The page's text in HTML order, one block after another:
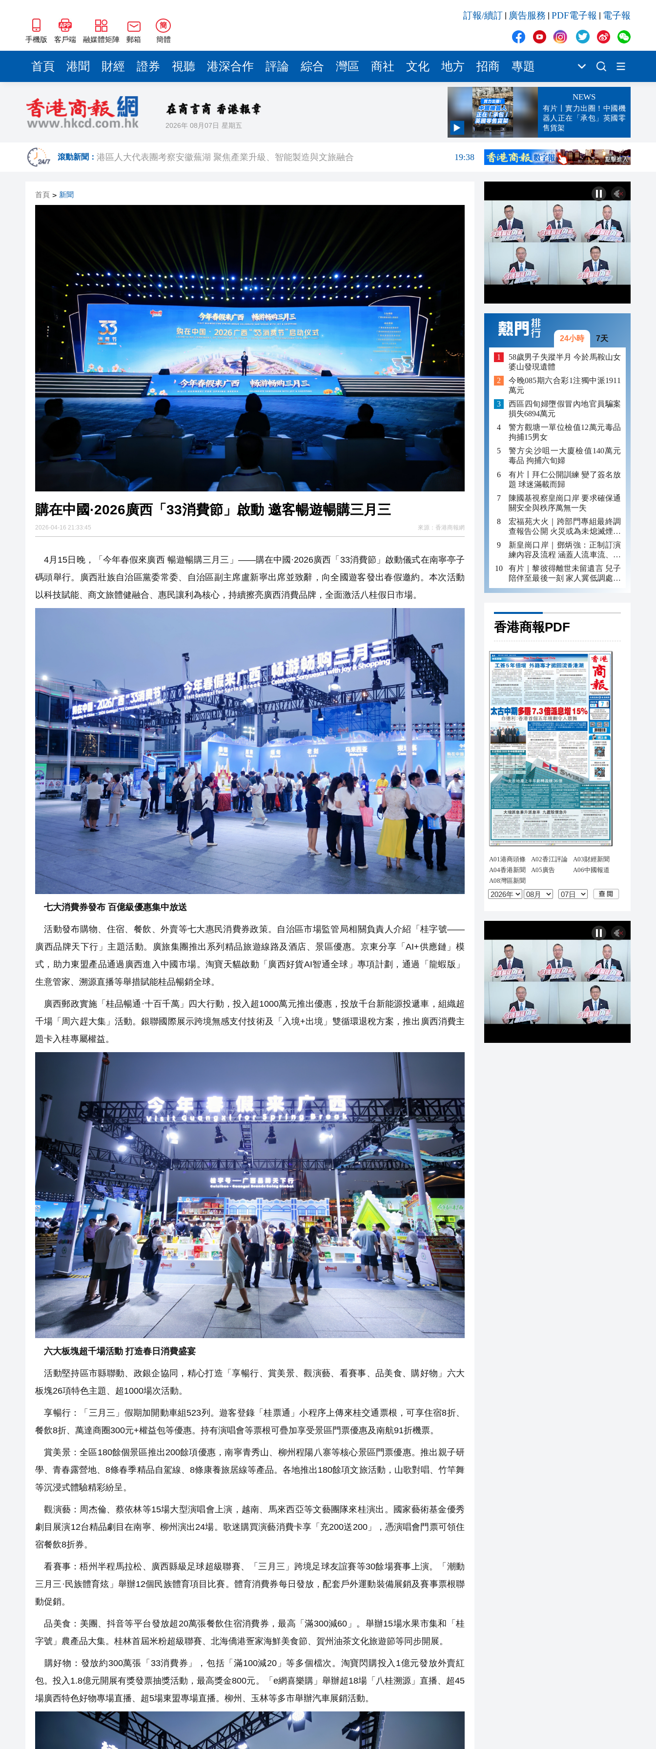
手機版 客戶端 融媒體矩陣 郵箱
簡
簡體
訂報/續訂 廣告服務 PDF電子報 電子報
首頁 港聞 財經 證券 視聽 港深合作 評論 綜合 灣區 商社 文化 地方 招商 專題
2026年 08月07日 星期五
NEWS
有片丨實力出圈！中國機
器人正在「承包」英國零
售貨架
滾動新聞：
19:44
港區人大代表團考察安徽蕪湖 聚焦產業升級、智能製造與文旅融合
19:38
受AI及電動車帶動 中國貿易順差連續三個月破千億美元
有片丨《愛回家》迎大結局 煞科宴菜單盡顯心思 台前幕後不捨合影
MJZ Technology AI合規跨境金融科技突圍 國資注資加持
首頁 > 新聞
購在中國·2026廣西「33消費節」啟動 邀客暢遊暢購三月三
2026-04-16 21:33:45 來源： 香港商報網
4月15日晚，「今年春假來廣西 暢遊暢購三月三」——購在中國·2026廣西「33消費節」啟動儀式在南寧亭子
碼頭舉行。廣西壯族自治區黨委常委、自治區副主席盧新寧出席並致辭，向全國遊客發出春假邀約。本次活動
以科技賦能、商文旅體健融合、惠民讓利為核心，持續擦亮廣西消費品牌，全面激活八桂假日市場。
七大消費券發布 百億級優惠集中放送
活動發布購物、住宿、餐飲、外賣等七大惠民消費券政策。自治區市場監管局相關負責人介紹「桂字號——
廣西品牌天下行」主題活動。廣旅集團推出系列精品旅遊線路及酒店、景區優惠。京東分享「AI+供應鏈」模
式，助力東盟產品通過廣西進入中國市場。淘寶天貓啟動「廣西好貨AI智通全球」專項計劃，通過「龍蝦版」
生意管家、溯源直播等舉措賦能桂品暢銷全球。
廣西郵政實施「桂品暢通·十百千萬」四大行動，投入超1000萬元推出優惠，投放千台新能源投遞車，組織超
千場「周六趕大集」活動。銀聯國際展示跨境無感支付技術及「入境+出境」雙循環退稅方案，推出廣西消費主
題卡入桂專屬權益。
六大板塊超千場活動 打造春日消費盛宴
活動堅持區市縣聯動、政銀企協同，精心打造「享暢行、賞美景、觀演藝、看賽事、品美食、購好物」六大
板塊26項特色主題、超1000場次活動。
享暢行：「三月三」假期加開動車組523列。遊客登錄「桂票通」小程序上傳來桂交通票根，可享住宿8折、
餐飲8折、萬達商圈300元+權益包等優惠。持有演唱會等票根可疊加享受景區門票優惠及南航91折機票。
賞美景：全區180餘個景區推出200餘項優惠，南寧青秀山、柳州程陽八寨等核心景區門票優惠。推出親子研
學、青春露營地、8條春季精品自駕線、8條康養旅居線等產品。各地推出180餘項文旅活動，山歌對唱、竹竿舞
等沉浸式體驗精彩紛呈。
觀演藝：周杰倫、蔡依林等15場大型演唱會上演，越南、馬來西亞等文藝團隊來桂演出。國家藝術基金優秀
劇目展演12台精品劇目在南寧、柳州演出24場。歌迷購買演藝消費卡享「充200送200」，憑演唱會門票可領住
宿餐飲8折券。
看賽事：梧州半程馬拉松、廣西縣級足球超級聯賽、「三月三」跨境足球友誼賽等30餘場賽事上演。「潮動
三月三·民族體育炫」舉辦12個民族體育項目比賽。體育消費券每日發放，配套戶外運動裝備展銷及賽事票根聯
動促銷。
品美食：美團、抖音等平台發放超20萬張餐飲住宿消費券，最高「滿300減60」。舉辦15場水果市集和「桂
字號」農產品大集。桂林首屆米粉超級聯賽、北海僑港疍家海鮮美食節、賀州油茶文化旅遊節等同步開展。
購好物：發放約300萬張「33消費券」，包括「滿100減20」等多個檔次。淘寶閃購投入1億元發放外賣紅
包。投入1.8億元開展有獎發票抽獎活動，最高獎金800元。「e網喜樂購」舉辦超18場「八桂溯源」直播、超45
場廣西特色好物專場直播、超5場東盟專場直播。柳州、玉林等多市舉辦汽車展銷活動。
24小時 7天
58歲男子失蹤半月 今於馬鞍山女
婆山發現遺體
今晚085期六合彩1注獨中派1911
萬元
西區四旬婦墮假冒內地官員騙案
損失6894萬元
警方觀塘一單位檢值12萬元毒品
拘捕15男女
警方尖沙咀一大廈檢值140萬元
毒品 拘捕六旬婦
有片〡拜仁公開訓練 變了簽名放
題 球迷滿載而歸
陳國基視察皇崗口岸 要求確保通
關安全與秩序萬無一失
宏福苑大火｜跨部門專組最終調
查報告公開 火災或為未熄滅煙頭
引發
新皇崗口岸｜鄧炳強：正制訂演
練內容及流程 涵蓋人流車流、緊
急應變等
有片｜黎彼得離世未留遺言 兒子
陪伴至最後一刻 家人冀低調處理
後事
香港商報PDF